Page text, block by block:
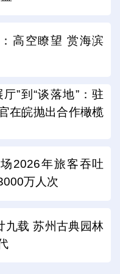
高空瞭望 赏海滨
厅”到“谈落地”：驻
在皖抛出合作橄榄
2026年旅客吞吐
万人次
九载 苏州古典园林